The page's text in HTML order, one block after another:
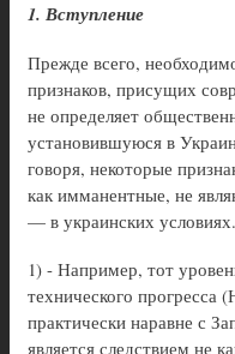
1. Вступление
Прежде всего,
признаков, присущих
не определяет
установившуюся в
говоря, некоторые
как имманентные, не
— в украинских условиях.
1) - Например, тот
технического прогресса
практически наравне с
является следствием не